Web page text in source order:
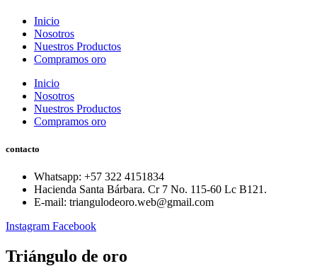
Inicio
Nosotros
Nuestros Productos
Compramos oro
Inicio
Nosotros
Nuestros Productos
Compramos oro
contacto
Whatsapp: ‪+57 322 4151834‬
Hacienda Santa Bárbara. Cr 7 No. 115-60 Lc B121.
E-mail: triangulodeoro.web@gmail.com
Instagram Facebook
Triángulo de oro